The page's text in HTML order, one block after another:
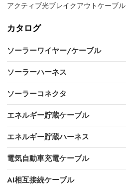
アクティブ光ブレイクアウトケーブル
カタログ
ソーラーワイヤー/ケーブル
ソーラーハーネス
ソーラーコネクタ
エネルギー貯蔵ケーブル
エネルギー貯蔵ハーネス
電気自動車充電ケーブル
AI相互接続ケーブル